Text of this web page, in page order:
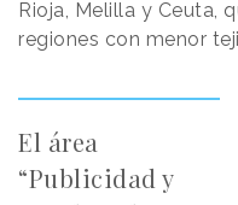
Rioja, Melilla y Ceuta,
regiones con menor
El área
“Publicidad y